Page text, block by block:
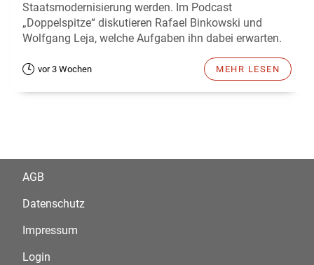
Staatsmodernisierung werden. Im Podcast
„Doppelspitze“ diskutieren Rafael Binkowski und
Wolfgang Leja, welche Aufgaben ihn dabei erwarten.
vor 3 Wochen MEHR LESEN
AGB
Datenschutz
Impressum
Login